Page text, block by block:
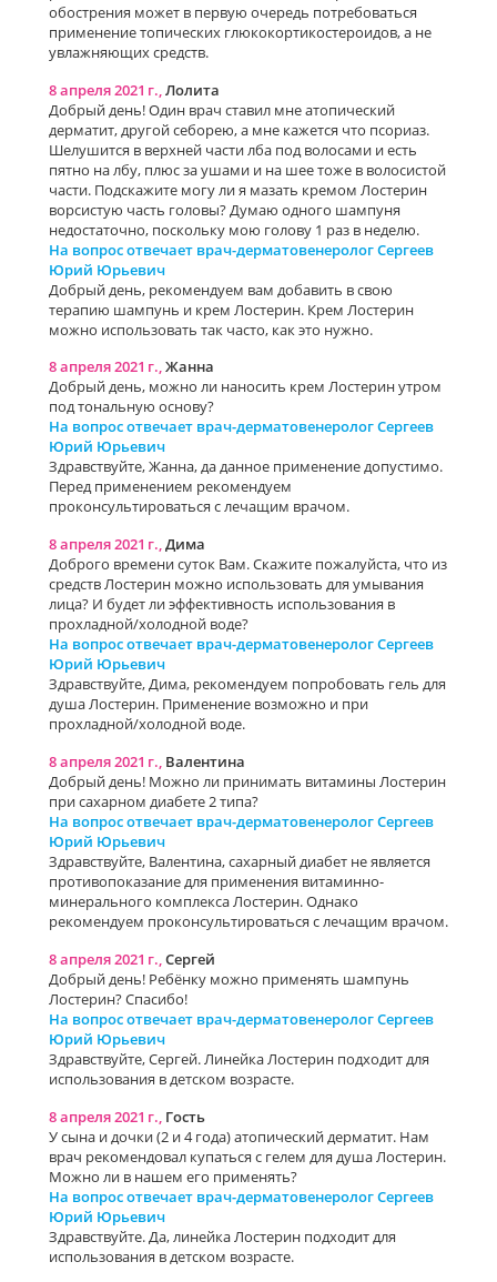
обострения может в первую очередь потребоваться
применение топических глюкокортикостероидов, а не
увлажняющих средств.
8 апреля 2021 г.,Лолита
Добрый день! Один врач ставил мне атопический
дерматит, другой себорею, а мне кажется что псориаз.
Шелушится в верхней части лба под волосами и есть
пятно на лбу, плюс за ушами и на шее тоже в волосистой
части. Подскажите могу ли я мазать кремом Лостерин
ворсистую часть головы? Думаю одного шампуня
недостаточно, поскольку мою голову 1 раз в неделю.
На вопрос отвечает врач-дерматовенеролог Сергеев
Юрий Юрьевич
Добрый день, рекомендуем вам добавить в свою
терапию шампунь и крем Лостерин. Крем Лостерин
можно использовать так часто, как это нужно.
8 апреля 2021 г.,Жанна
Добрый день, можно ли наносить крем Лостерин утром
под тональную основу?
На вопрос отвечает врач-дерматовенеролог Сергеев
Юрий Юрьевич
Здравствуйте, Жанна, да данное применение допустимо.
Перед применением рекомендуем
проконсультироваться с лечащим врачом.
8 апреля 2021 г.,Дима
Доброго времени суток Вам. Скажите пожалуйста, что из
средств Лостерин можно использовать для умывания
лица? И будет ли эффективность использования в
прохладной/холодной воде?
На вопрос отвечает врач-дерматовенеролог Сергеев
Юрий Юрьевич
Здравствуйте, Дима, рекомендуем попробовать гель для
душа Лостерин. Применение возможно и при
прохладной/холодной воде.
8 апреля 2021 г., Валентина
Добрый день! Можно ли принимать витамины Лостерин
при сахарном диабете 2 типа?
На вопрос отвечает врач-дерматовенеролог Сергеев
Юрий Юрьевич
Здравствуйте, Валентина, сахарный диабет не является
противопоказание для применения витаминно-
минерального комплекса Лостерин. Однако
рекомендуем проконсультироваться с лечащим врачом.
8 апреля 2021 г.,Сергей
Добрый день! Ребёнку можно применять шампунь
Лостерин? Спасибо!
На вопрос отвечает врач-дерматовенеролог Сергеев
Юрий Юрьевич
Здравствуйте, Сергей. Линейка Лостерин подходит для
использования в детском возрасте.
8 апреля 2021 г., Гость
У сына и дочки (2 и 4 года) атопический дерматит. Нам
врач рекомендовал купаться с гелем для душа Лостерин.
Можно ли в нашем его применять?
На вопрос отвечает врач-дерматовенеролог Сергеев
Юрий Юрьевич
Здравствуйте. Да, линейка Лостерин подходит для
использования в детском возрасте.